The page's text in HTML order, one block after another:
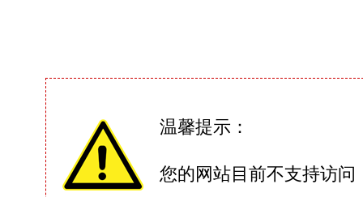
温馨提示：
您的网站目前不支持访